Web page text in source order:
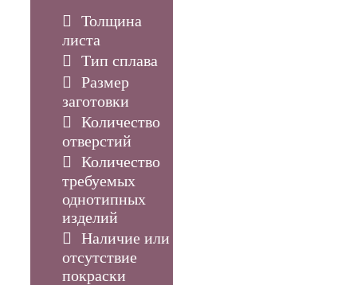
Толщина
листа
Тип сплава
Размер
заготовки
Количество
отверстий
Количество
требуемых
однотипных
изделий
Наличие или
отсутствие
покраски